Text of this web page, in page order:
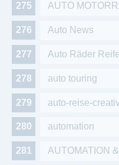
AUTO
Auto News
Auto Räder
auto touring
auto-reise-
automation
AUTOMATION